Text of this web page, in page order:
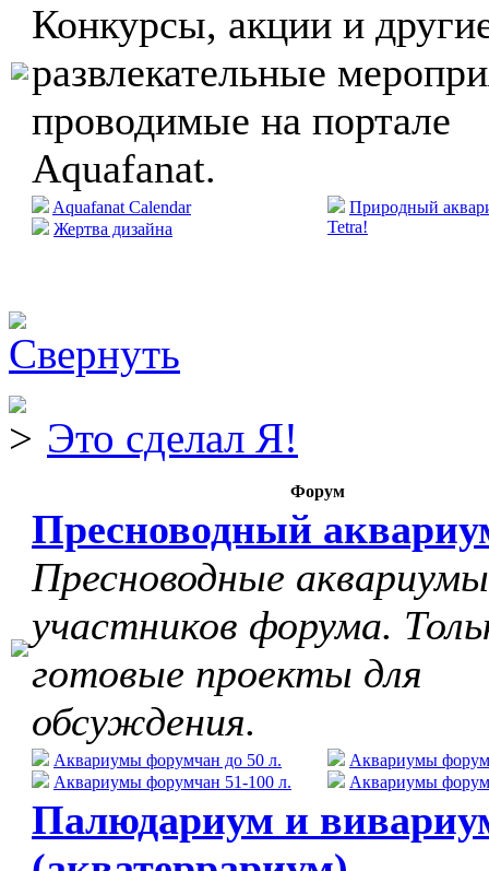
Конкурсы, акции и
развлекательные
проводимые на портале
Aquafanat.
Aquafanat Calendar
Жертва дизайна
Природный
Tetra!
Это сделал Я!
Форум
Пресноводный
Пресноводные аквариумы
участников форума.
готовые проекты для
обсуждения.
Аквариумы форумчан до 50 л.
Аквариумы форумчан 51-100 л.
Аквариумы
Аквариумы
Палюдариум и